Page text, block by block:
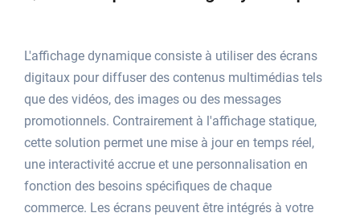
L'affichage dynamique consiste à utiliser des écrans
digitaux pour diffuser des contenus multimédias tels
que des vidéos, des images ou des messages
promotionnels. Contrairement à l'affichage statique,
cette solution permet une mise à jour en temps réel,
une interactivité accrue et une personnalisation en
fonction des besoins spécifiques de chaque
commerce. Les écrans peuvent être intégrés à votre